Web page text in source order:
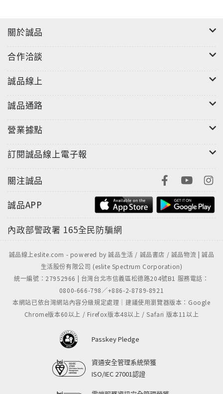
關於誠品
合作洽談
誠品線上
誠品通路
營業據點
訂閱誠品線上電子報
關注誠品
誠品APP
內政部警政署 165全民防騙網
誠品線上eslite.com - powered by 誠品生活 / 誠品書店 / 誠品物流 | 誠品
生活股份有限公司 (eslite Spectrum Corporation)
統一編號：27952966 | 台灣台北市信義區松德路204號B1 服務電話：
0800-666-798／+886-2-8789-8921
本網站已依台灣網站內容分級規定處理｜建議使用瀏覽器版本：Google
Chrome版本60以上 / Firefox版本48以上 / Safari 版本11以上
Passkey Pledge
資通安全管理系統榮獲
ISO/IEC 27001認證